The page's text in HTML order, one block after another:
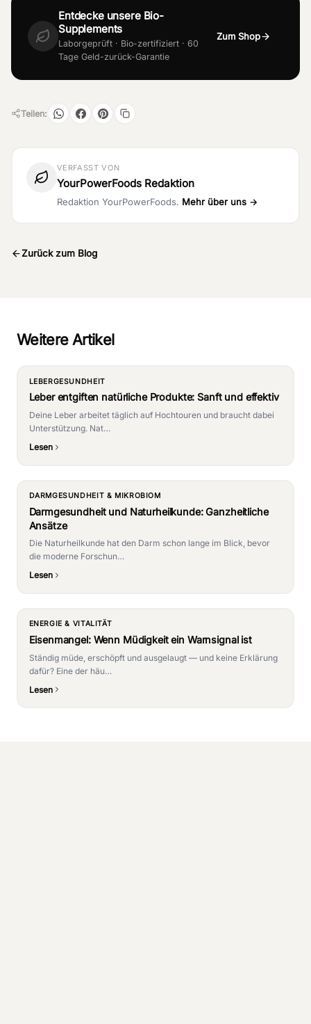
Entdecke unsere Bio-
Supplements
Laborgeprüft · Bio-zertifiziert · 60
Tage Geld-zurück-Garantie
Zum Shop
Teilen:
VERFASST VON
YourPowerFoods Redaktion
Redaktion YourPowerFoods. Mehr über uns →
Zurück zum Blog
Weitere Artikel
LEBERGESUNDHEIT
Leber entgiften natürliche Produkte: Sanft und effektiv
Deine Leber arbeitet täglich auf Hochtouren und braucht dabei
Unterstützung. Nat…
Lesen
DARMGESUNDHEIT & MIKROBIOM
Darmgesundheit und Naturheilkunde: Ganzheitliche
Ansätze
Die Naturheilkunde hat den Darm schon lange im Blick, bevor
die moderne Forschun…
Lesen
ENERGIE & VITALITÄT
Eisenmangel: Wenn Müdigkeit ein Warnsignal ist
Ständig müde, erschöpft und ausgelaugt — und keine Erklärung
dafür? Eine der häu…
Lesen